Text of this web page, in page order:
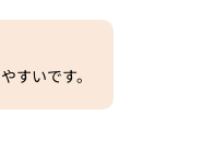
すいです。